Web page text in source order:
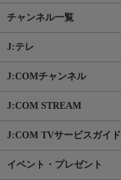
チャンネル一覧
J:テレ
J:COMチャンネル
J:COM STREAM
J:COM TVサービスガイド
イベント・プレゼント